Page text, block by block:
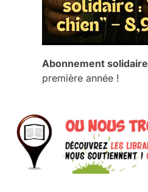
Abonnement solidaire
première année !